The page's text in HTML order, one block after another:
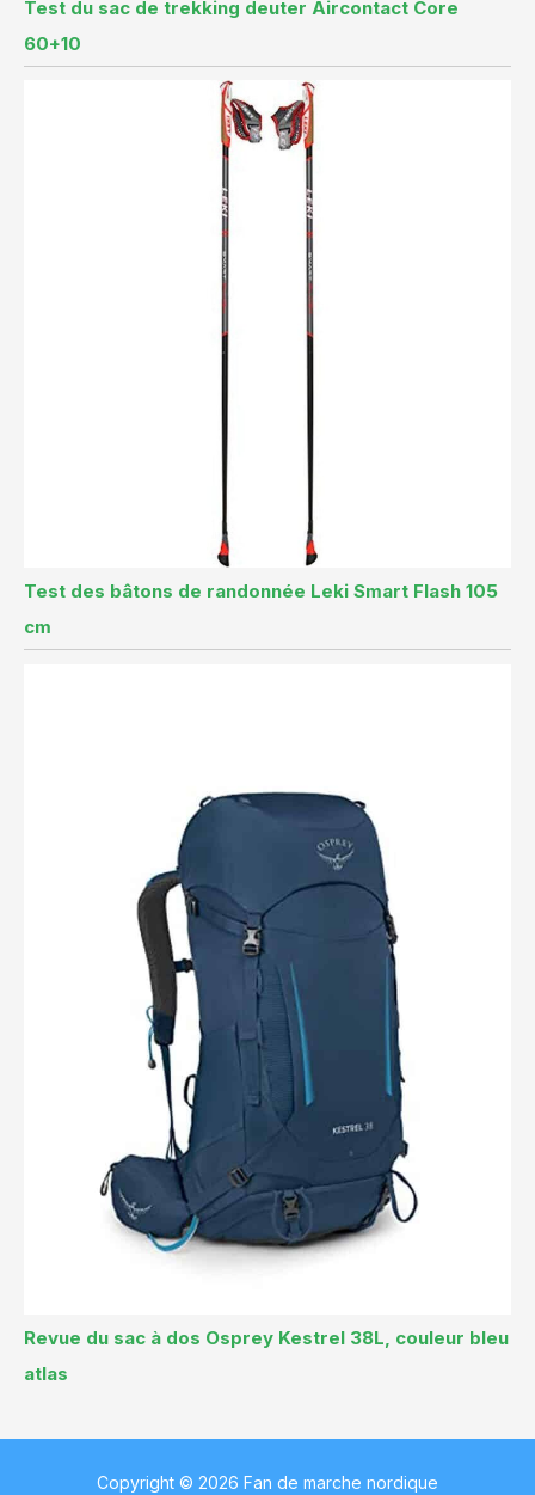
Test du sac de trekking deuter Aircontact Core
60+10
Test des bâtons de randonnée Leki Smart Flash 105
cm
Revue du sac à dos Osprey Kestrel 38L, couleur bleu
atlas
Copyright © 2026 Fan de marche nordique